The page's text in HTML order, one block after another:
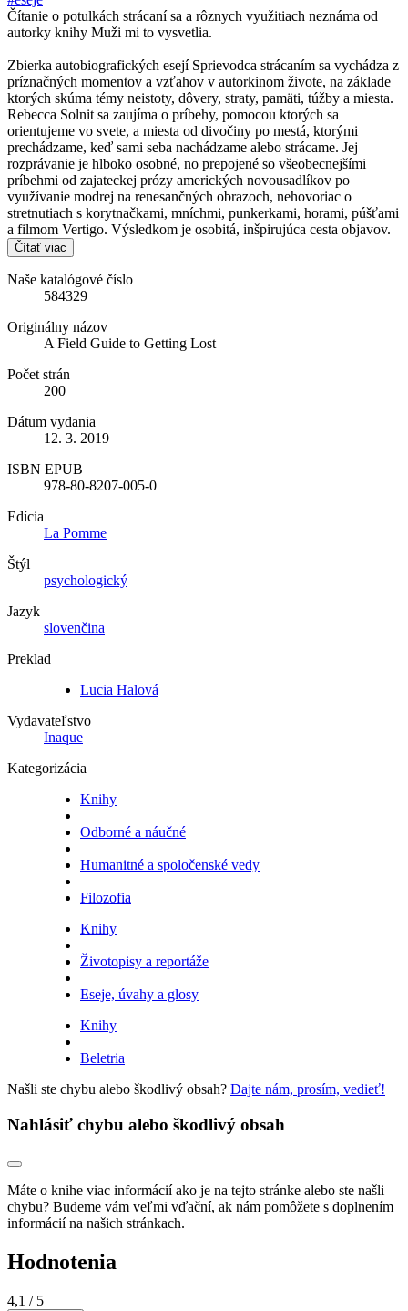
Čítanie o potulkách strácaní sa a rôznych využitiach neznáma od
autorky knihy Muži mi to vysvetlia.
Zbierka autobiografických esejí Sprievodca strácaním sa vychádza z
príznačných momentov a vzťahov v autorkinom živote, na základe
ktorých skúma témy neistoty, dôvery, straty, pamäti, túžby a miesta.
Rebecca Solnit sa zaujíma o príbehy, pomocou ktorých sa
orientujeme vo svete, a miesta od divočiny po mestá, ktorými
prechádzame, keď sami seba nachádzame alebo strácame. Jej
rozprávanie je hlboko osobné, no prepojené so všeobecnejšími
príbehmi od zajateckej prózy amerických novousadlíkov po
využívanie modrej na renesančných obrazoch, nehovoriac o
stretnutiach s korytnačkami, mníchmi, punkerkami, horami, púšťami
a filmom Vertigo. Výsledkom je osobitá, inšpirujúca cesta objavov.
Čítať viac
Naše katalógové číslo
584329
Originálny názov
A Field Guide to Getting Lost
Počet strán
200
Dátum vydania
12. 3. 2019
ISBN EPUB
978-80-8207-005-0
Edícia
La Pomme
Štýl
psychologický
Jazyk
slovenčina
Preklad
Lucia Halová
Vydavateľstvo
Inaque
Kategorizácia
Knihy
Odborné a náučné
Humanitné a spoločenské vedy
Filozofia
Knihy
Životopisy a reportáže
Eseje, úvahy a glosy
Knihy
Beletria
Našli ste chybu alebo škodlivý obsah? Dajte nám, prosím, vedieť!
Nahlásiť chybu alebo škodlivý obsah
Máte o knihe viac informácií ako je na tejto stránke alebo ste našli
chybu? Budeme vám veľmi vďační, ak nám pomôžete s doplnením
informácií na našich stránkach.
Hodnotenia
4,1 / 5